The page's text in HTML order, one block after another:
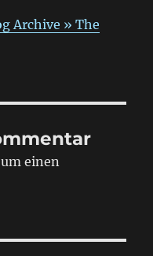
Archive » The
einen